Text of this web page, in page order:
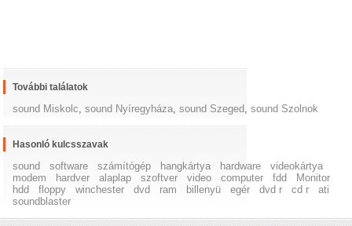
További találatok
sound Miskolc,sound Nyíregyháza,sound Szeged,sound Szolnok
Hasonló kulcsszavak
sound software számítógép hangkártya hardware
videokártya
modem
hardver alaplap szoftver video computer fdd
Monitor
hdd
floppy winchester dvd ram billenyü egér dvd r cd r
ati
soundblaster